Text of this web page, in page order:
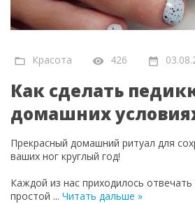
Красота 426
Как сделать
домашних
Прекрасный домашний ритуал для
ваших ног круглый год!
Каждой из нас приходилось
простой ... Читать дальше »